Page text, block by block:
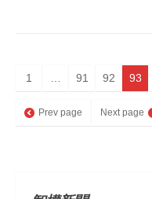
1 … 91 92 93
Prev page Next page